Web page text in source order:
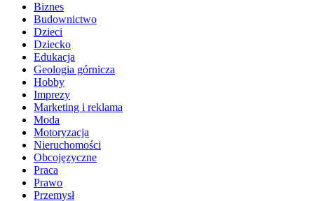
Biznes
Budownictwo
Dzieci
Dziecko
Edukacja
Geologia górnicza
Hobby
Imprezy
Marketing i reklama
Moda
Motoryzacja
Nieruchomości
Obcojęzyczne
Praca
Prawo
Przemysł